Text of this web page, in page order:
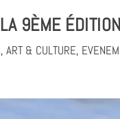
9ÈME
, ART & CULTURE,